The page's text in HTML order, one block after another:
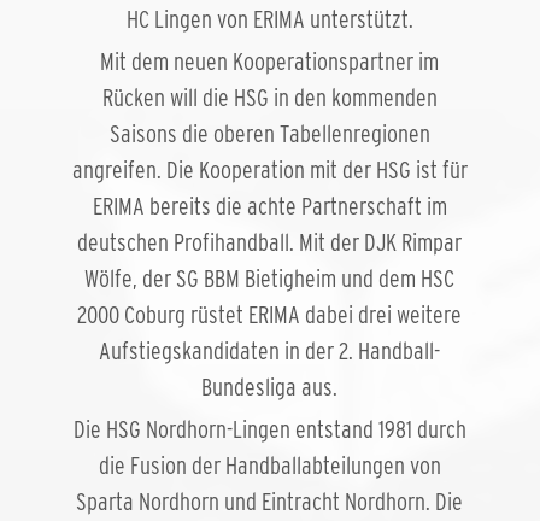
HC Lingen von ERIMA unterstützt.
Mit dem neuen Kooperationspartner im
Rücken will die HSG in den kommenden
Saisons die oberen Tabellenregionen
angreifen. Die Kooperation mit der HSG ist für
ERIMA bereits die achte Partnerschaft im
deutschen Profihandball. Mit der DJK Rimpar
Wölfe, der SG BBM Bietigheim und dem HSC
2000 Coburg rüstet ERIMA dabei drei weitere
Aufstiegskandidaten in der 2. Handball-
Bundesliga aus.
Die HSG Nordhorn-Lingen entstand 1981 durch
die Fusion der Handballabteilungen von
Sparta Nordhorn und Eintracht Nordhorn. Die